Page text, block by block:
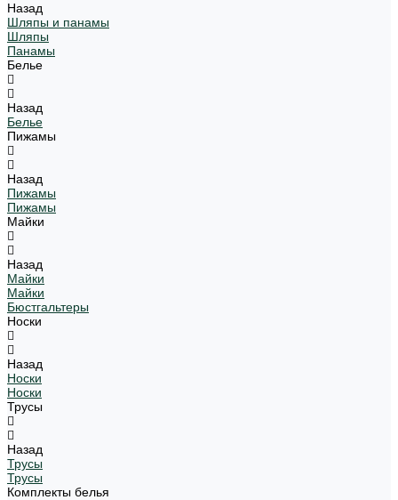
Назад
Шляпы и панамы
Шляпы
Панамы
Белье
Назад
Белье
Пижамы
Назад
Пижамы
Пижамы
Майки
Назад
Майки
Майки
Бюстгальтеры
Носки
Назад
Носки
Носки
Трусы
Назад
Трусы
Трусы
Комплекты белья